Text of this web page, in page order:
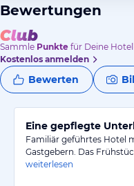
Bewertungen
Sammle Punkte für Deine
Kostenlos anmelden
Bewerten
Eine gepflegte
Familiär geführtes Hotel
Gastgebern. Das
weiterlesen